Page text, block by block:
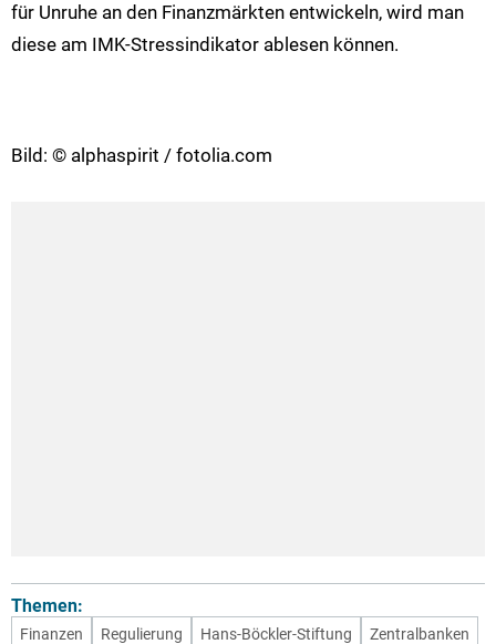
für Unruhe an den Finanzmärkten entwickeln, wird man
diese am IMK-Stressindikator ablesen können.
Bild: © alphaspirit / fotolia.com
Themen:
Finanzen Regulierung Hans-Böckler-Stiftung
Zentralbanken